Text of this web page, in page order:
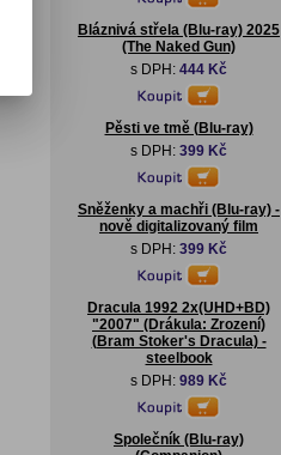
Bláznivá střela (Blu-ray) 2025
(The Naked Gun)
s DPH: 444 Kč
Pěsti ve tmě (Blu-ray)
s DPH: 399 Kč
Sněženky a machři (Blu-ray) -
nově digitalizovaný film
s DPH: 399 Kč
Dracula 1992 2x(UHD+BD)
"2007" (Drákula: Zrození)
(Bram Stoker's Dracula) -
steelbook
s DPH: 989 Kč
Společník (Blu-ray)